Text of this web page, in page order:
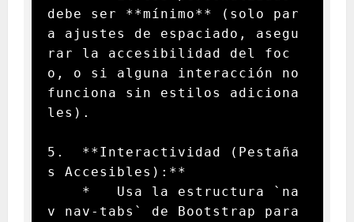
debe ser **mínimo** (solo par
a ajustes de espaciado, asegu
rar la accesibilidad del foc
o, o si alguna interacción no
funciona sin estilos adiciona
les).
5.  **Interactividad (Pestaña
s Accesibles):**
v nav-tabs` de Bootstrap para